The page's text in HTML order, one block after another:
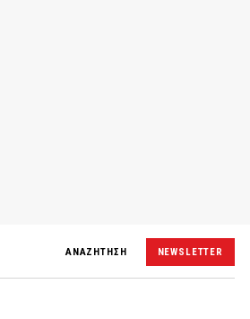
ΑΝΑΖΗΤΗΣΗ NEWSLETTER